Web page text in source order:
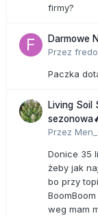
firmy?
Darmowe
Przez
Paczka
Living Soil
Przez
Donice 35
żeby jak
bo przy
weg mam